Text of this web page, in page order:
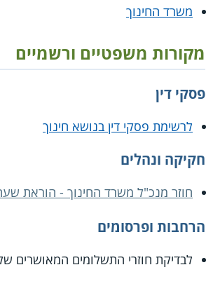
משרד החינוך
מקורות משפטיים ורשמיים
פסקי דין
לרשימת פסקי דין בנושא חינוך
חקיקה ונהלים
חוזר מנכ"ל משרד החינוך - הוראת שעה מיום
הרחבות ופרסומים
לבדיקת חוזרי התשלומים המאושרים